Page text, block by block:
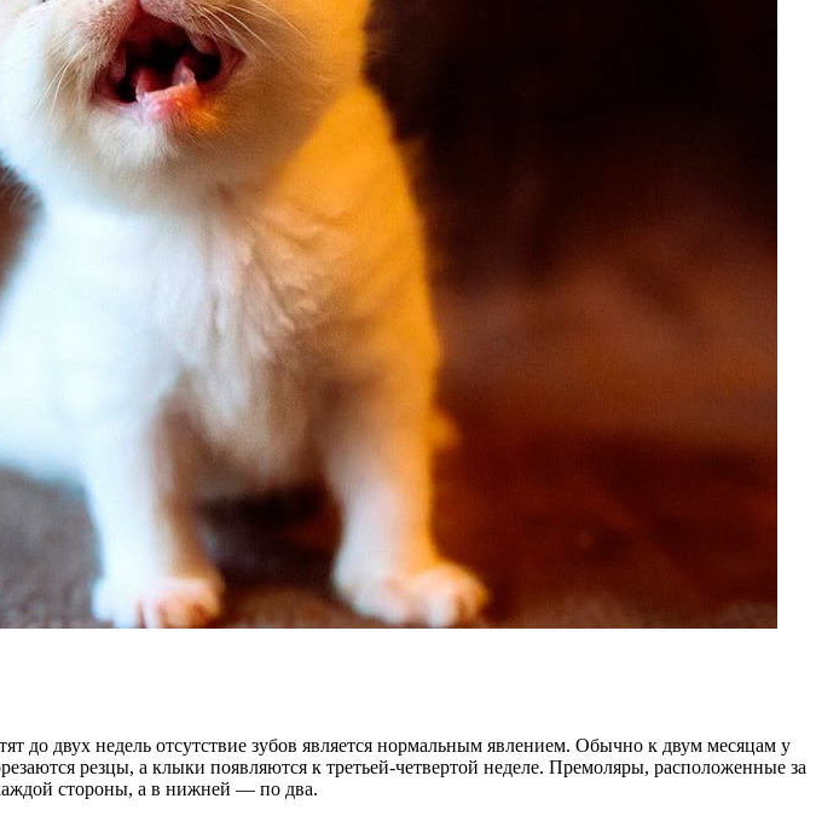
до двух недель отсутствие зубов является нормальным явлением. Обычно к двум месяцам у
резцы, а клыки появляются к третьей-четвертой неделе. Премоляры, расположенные за
стороны, а в нижней — по два.